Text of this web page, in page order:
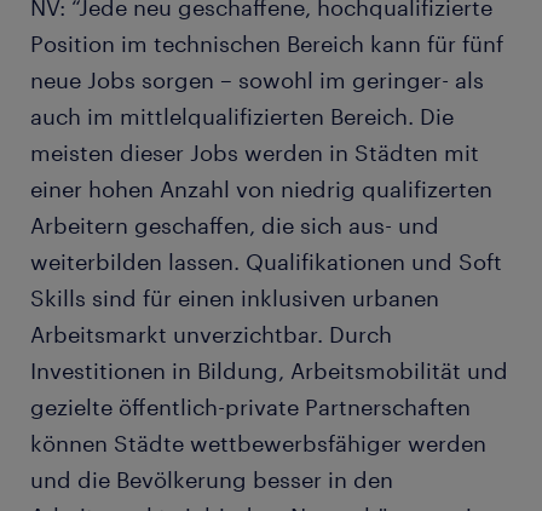
NV: “Jede neu geschaffene, hochqualifizierte
Position im technischen Bereich kann für fünf
neue Jobs sorgen – sowohl im geringer- als
auch im mittlelqualifizierten Bereich. Die
meisten dieser Jobs werden in Städten mit
einer hohen Anzahl von niedrig qualifizerten
Arbeitern geschaffen, die sich aus- und
weiterbilden lassen. Qualifikationen und Soft
Skills sind für einen inklusiven urbanen
Arbeitsmarkt unverzichtbar. Durch
Investitionen in Bildung, Arbeitsmobilität und
gezielte öffentlich-private Partnerschaften
können Städte wettbewerbsfähiger werden
und die Bevölkerung besser in den